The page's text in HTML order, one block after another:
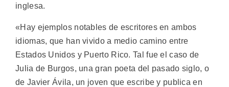
inglesa.
«Hay ejemplos notables de escritores en ambos
idiomas, que han vivido a medio camino entre
Estados Unidos y Puerto Rico. Tal fue el caso de
Julia de Burgos, una gran poeta del pasado siglo, o
de Javier Ávila, un joven que escribe y publica en